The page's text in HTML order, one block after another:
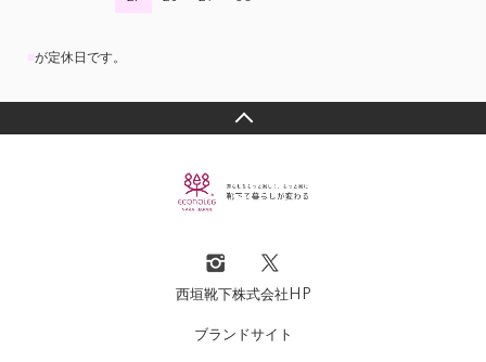
が定休日です。
西垣靴下株式会社HP
ブランドサイト